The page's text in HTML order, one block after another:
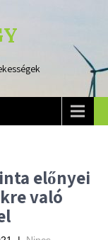
előnyei
való